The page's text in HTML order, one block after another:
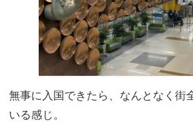
無事に入国できたら、なんとなく街
いる感じ。